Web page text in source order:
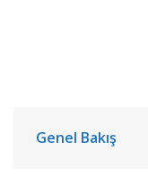
Genel Bakış